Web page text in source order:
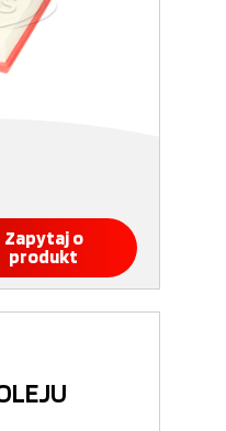
Zapytaj o
produkt